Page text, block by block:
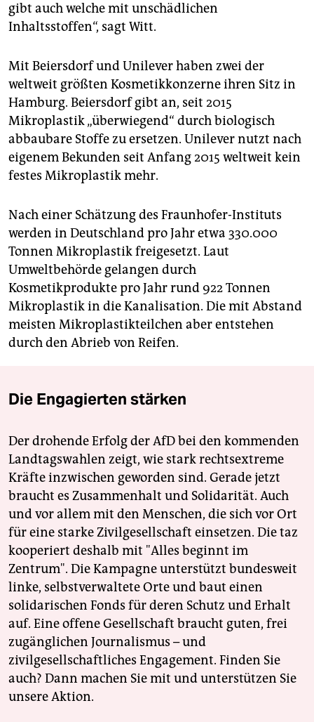
gibt auch welche mit unschädlichen
Inhaltsstoffen“, sagt Witt.
Mit Beiersdorf und Unilever haben zwei der
weltweit größten Kosmetikkonzerne ihren Sitz in
Hamburg. Beiersdorf gibt an, seit 2015
Mikroplastik „überwiegend“ durch biologisch
abbaubare Stoffe zu ersetzen. Unilever nutzt nach
eigenem Bekunden seit Anfang 2015 weltweit kein
festes Mikroplastik mehr.
Nach einer Schätzung des Fraunhofer-Instituts
werden in Deutschland pro Jahr etwa 330.000
Tonnen Mikroplastik freigesetzt. Laut
Umweltbehörde gelangen durch
Kosmetikprodukte pro Jahr rund 922 Tonnen
Mikroplastik in die Kanalisation. Die mit Abstand
meisten Mikroplastikteilchen aber entstehen
durch den Abrieb von Reifen.
Die Engagierten stärken
Der drohende Erfolg der AfD bei den kommenden
Landtagswahlen zeigt, wie stark rechtsextreme
Kräfte inzwischen geworden sind. Gerade jetzt
braucht es Zusammenhalt und Solidarität. Auch
und vor allem mit den Menschen, die sich vor Ort
für eine starke Zivilgesellschaft einsetzen. Die taz
kooperiert deshalb mit "Alles beginnt im
Zentrum". Die Kampagne unterstützt bundesweit
linke, selbstverwaltete Orte und baut einen
solidarischen Fonds für deren Schutz und Erhalt
auf. Eine offene Gesellschaft braucht guten, frei
zugänglichen Journalismus – und
zivilgesellschaftliches Engagement. Finden Sie
auch? Dann machen Sie mit und unterstützen Sie
unsere Aktion.